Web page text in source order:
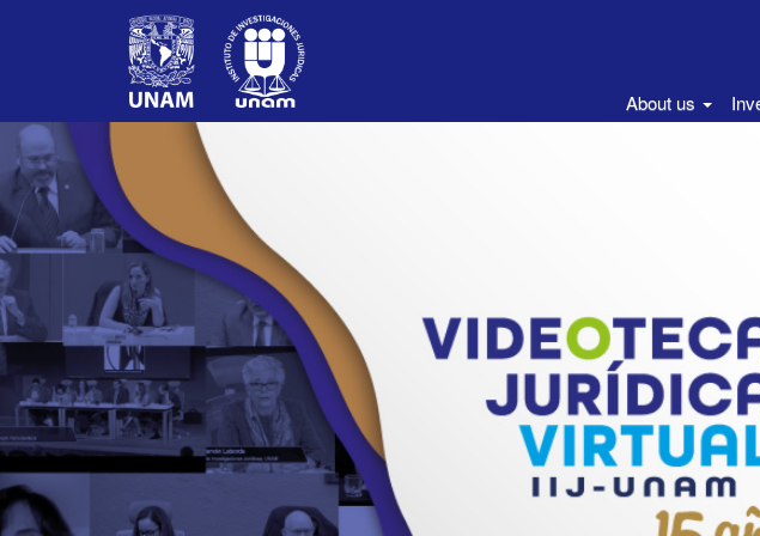
About us